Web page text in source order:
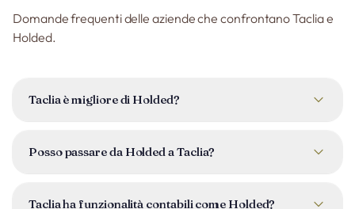
Domande frequenti delle aziende che confrontano Taclia e
Holded.
Taclia è migliore di Holded?
fatturazione. La differenza chiave è l'ambito: Taclia
e Mila AI, un collaboratore AI integrato senza equivalente in
Posso passare da Holded a Taclia?
trasferire la tua lista clienti, prodotti e cronologia di
Taclia ha funzionalità contabili come Holded?